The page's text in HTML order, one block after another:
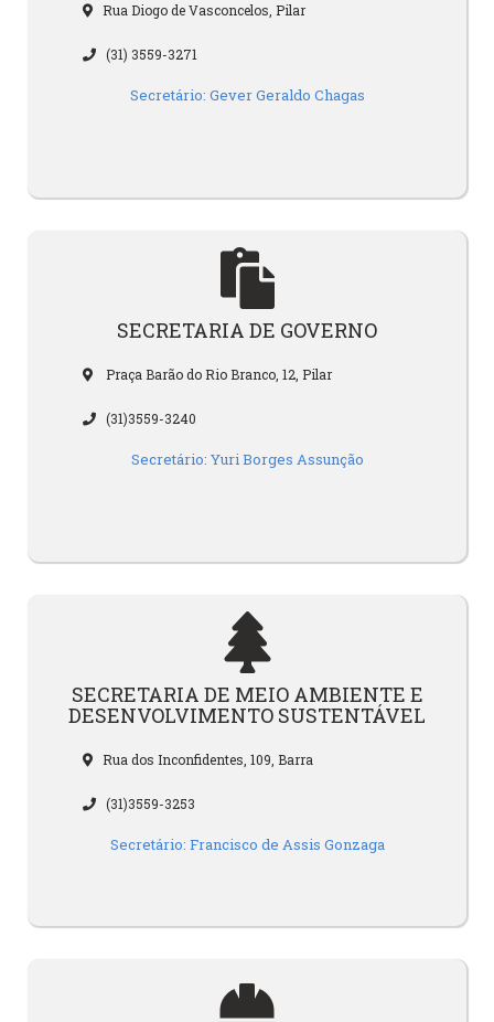
Rua Diogo de Vasconcelos, Pilar
(31) 3559-3271
Secretário: Gever Geraldo Chagas
SECRETARIA DE GOVERNO
Praça Barão do Rio Branco, 12, Pilar
(31)3559-3240
Secretário: Yuri Borges Assunção
SECRETARIA DE MEIO AMBIENTE E
DESENVOLVIMENTO SUSTENTÁVEL
Rua dos Inconfidentes, 109, Barra
(31)3559-3253
Secretário: Francisco de Assis Gonzaga